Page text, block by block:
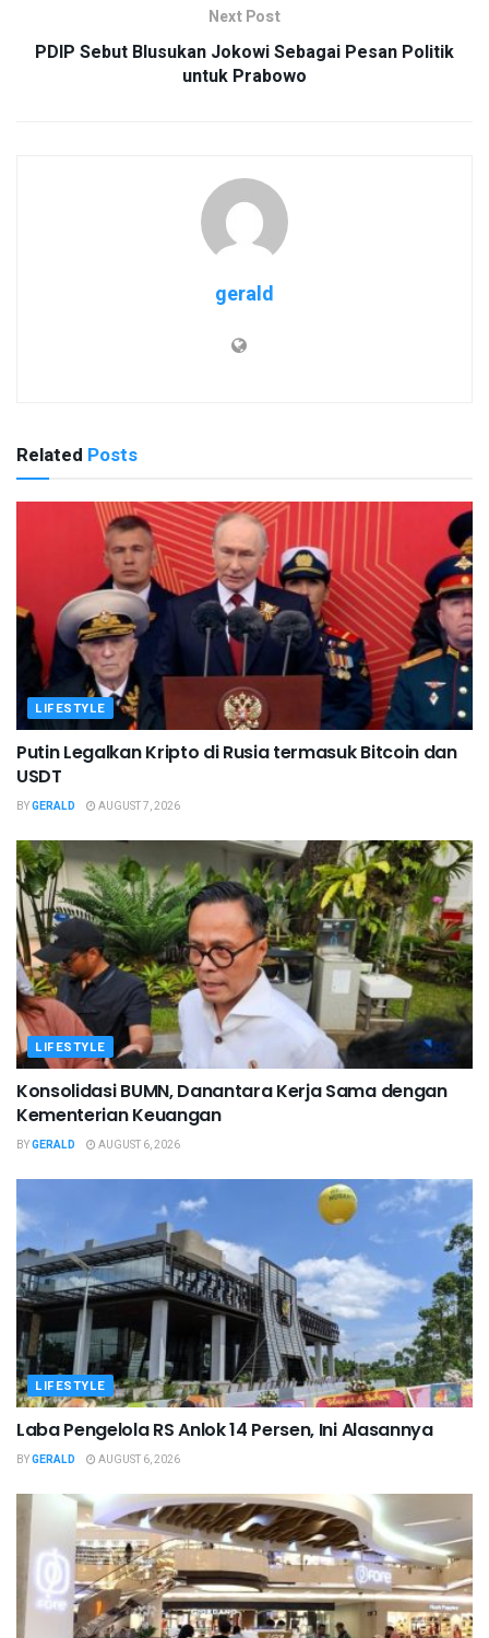
Next Post
PDIP Sebut Blusukan Jokowi Sebagai Pesan Politik
untuk Prabowo
gerald
Related Posts
LIFESTYLE
Putin Legalkan Kripto di Rusia termasuk Bitcoin dan
USDT
BYGERALD AUGUST 7, 2026
LIFESTYLE
Konsolidasi BUMN, Danantara Kerja Sama dengan
Kementerian Keuangan
BYGERALD AUGUST 6, 2026
LIFESTYLE
Laba Pengelola RS Anlok 14 Persen, Ini Alasannya
BYGERALD AUGUST 6, 2026